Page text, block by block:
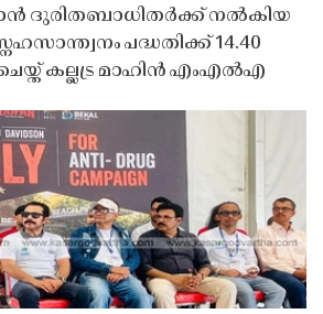
ദുരിതബാധിതർക്ക് നൽകിയ
പദ്ധതിക്ക് 14.40
കല്ലട്ര മാഹിൻ എംഎൽഎ